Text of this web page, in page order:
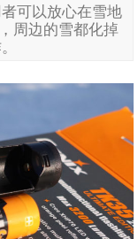
可以放心在雪地
周边的雪都化掉